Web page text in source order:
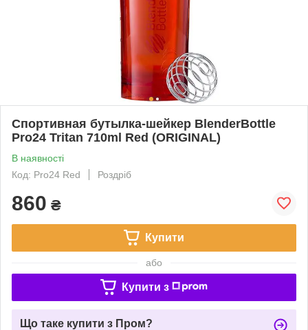
Спортивная бутылка-шейкер BlenderBottle
Pro24 Tritan 710ml Red (ORIGINAL)
В наявності
Код: Pro24 Red
Роздріб
860 ₴
Купити
або
Купити з
Що таке купити з Пром?